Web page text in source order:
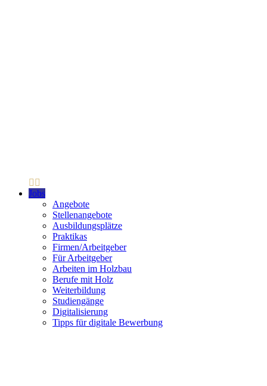
Jobs
Angebote
Stellenangebote
Ausbildungsplätze
Praktikas
Firmen/Arbeitgeber
Für Arbeitgeber
Arbeiten im Holzbau
Berufe mit Holz
Weiterbildung
Studiengänge
Digitalisierung
Tipps für digitale Bewerbung